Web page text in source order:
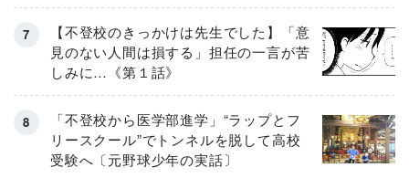
【不登校のきっかけは先生でした】「意
見のない人間は損する」担任の一言が苦
しみに…《第１話》
「不登校から医学部進学」“ラップとフ
リースクール”でトンネルを脱して高校
受験へ〔元野球少年の実話〕